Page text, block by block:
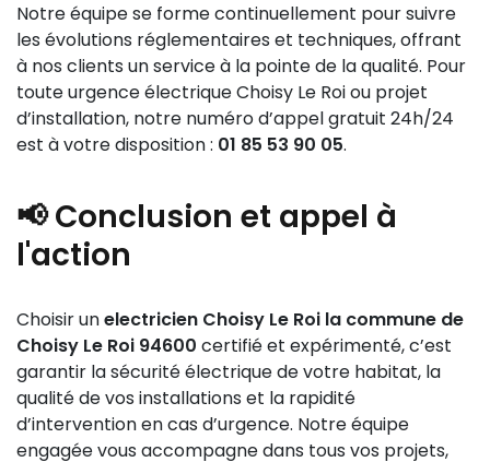
Notre équipe se forme continuellement pour suivre
les évolutions réglementaires et techniques, offrant
à nos clients un service à la pointe de la qualité. Pour
toute urgence électrique Choisy Le Roi ou projet
d’installation, notre numéro d’appel gratuit 24h/24
est à votre disposition : 01 85 53 90 05.
📢 Conclusion et appel à
l'action
Choisir unelectricien Choisy Le Roi la commune de
Choisy Le Roi 94600 certifié et expérimenté, c’est
garantir la sécurité électrique de votre habitat, la
qualité de vos installations et la rapidité
d’intervention en cas d’urgence. Notre équipe
engagée vous accompagne dans tous vos projets,